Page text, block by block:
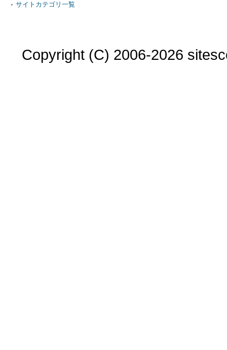
サイトカテゴリ一覧
Copyright (C) 2006-2026